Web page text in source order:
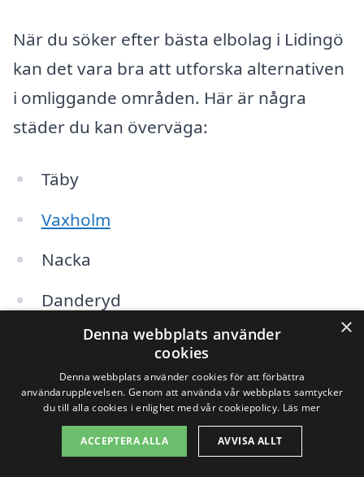
När du söker efter bästa elbolag i Lidingö
kan det vara bra att utforska alternativen
i omliggande områden. Här är några
städer du kan överväga:
Täby
Vaxholm
Nacka
Danderyd
Sollentuna
Stockholm
Åkersberga
Huddinge
×
Denna webbplats använder
cookies
Denna webbplats använder cookies för att förbättra
användarupplevelsen. Genom att använda vår webbplats samtycker
du till alla cookies i enlighet med vår cookiepolicy. Läs mer
ACCEPTERA ALLA AVVISA ALLT